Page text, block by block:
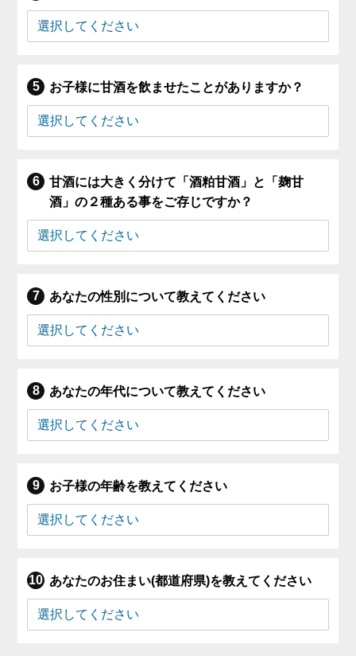
お子様に甘酒を飲ませたことがありますか？
甘酒には大きく分けて「酒粕甘酒」と「麹甘
酒」の２種ある事をご存じですか？
あなたの性別について教えてください
あなたの年代について教えてください
お子様の年齢を教えてください
あなたのお住まい(都道府県)を教えてください